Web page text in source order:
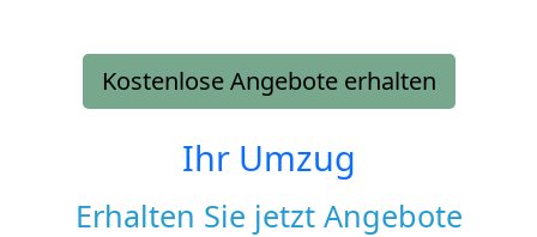
Kostenlose Angebote erhalten
Ihr Umzug
Erhalten Sie jetzt Angebote